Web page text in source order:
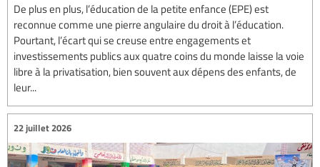
De plus en plus, l’éducation de la petite enfance (EPE) est
reconnue comme une pierre angulaire du droit à l’éducation.
Pourtant, l’écart qui se creuse entre engagements et
investissements publics aux quatre coins du monde laisse la voie
libre à la privatisation, bien souvent aux dépens des enfants, de
leur...
22 juillet 2026